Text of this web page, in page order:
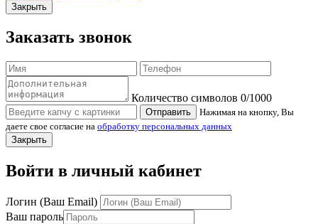
Закрыть
Заказать звонок
Количество символов 0/1000
Отправить
Нажимая на кнопку, Вы
даете свое согласие на обработку персональных данных
Закрыть
Войти в личный кабинет
Логин (Ваш Email)
Ваш пароль